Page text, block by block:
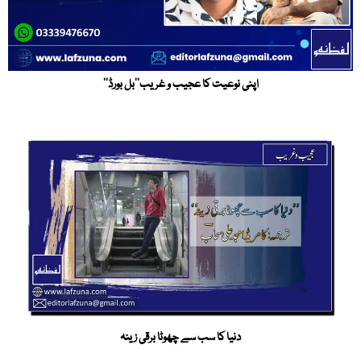
اپنی نوعیت کا عجیب و غریب’’بل بورڈ‘‘
دنیا کا سب سے چھوٹا برقی زینہ